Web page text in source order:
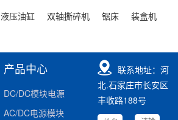
液压油缸 双轴撕碎机 锯床 装盒机
产品中心
DC/DC模块电源
AC/DC电源模块
联系地址：河
北.石家庄市长安区
丰收路188号